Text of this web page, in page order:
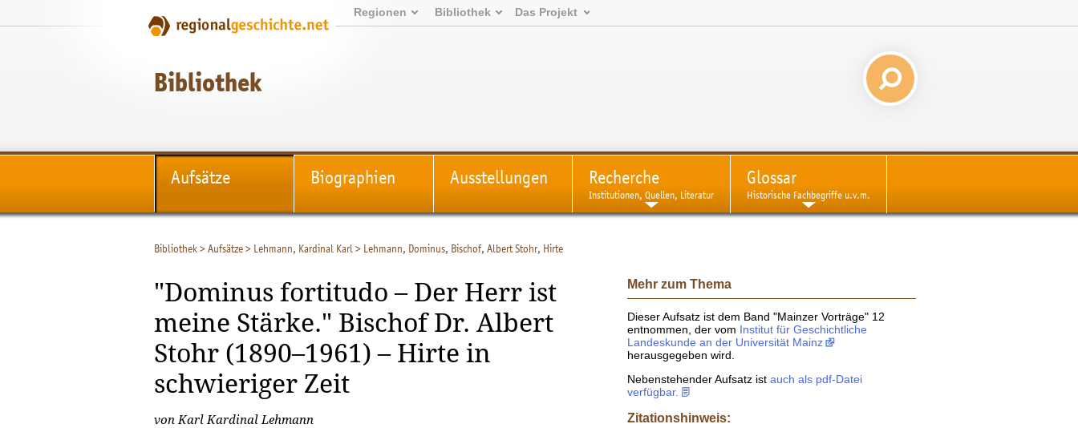
Regionen Bibliothek Das Projekt
Bibliothek
Aufsätze Biographien Ausstellungen Recherche
Institutionen, Quellen, Literatur
Glossar
Historische Fachbegriffe u.v.m.
Bibliothek>Aufsätze> Lehmann, Kardinal Karl> Lehmann, Dominus, Bischof, Albert Stohr, Hirte
"Dominus fortitudo – Der Herr ist
meine Stärke." Bischof Dr. Albert
Stohr (1890–1961) – Hirte in
schwieriger Zeit
von Karl Kardinal Lehmann
Mehr zum Thema
Dieser Aufsatz ist dem Band "Mainzer Vorträge" 12
entnommen, der vom Institut für Geschichtliche
Landeskunde an der Universität Mainz
herausgegeben wird.
Nebenstehender Aufsatz istauch als pdf-Datei
verfügbar.
Zitationshinweis: